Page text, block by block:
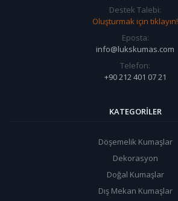
Destek Talebi:
Oluşturmak için tıklayın!
Eposta:
info@lukskumas.com
Telefon:
+90 212 401 07 21
KATEGORILER
Döşemelik Kumaşlar
Dekorasyon
Doğal Kumaşlar
Dış Mekan Kumaşlar